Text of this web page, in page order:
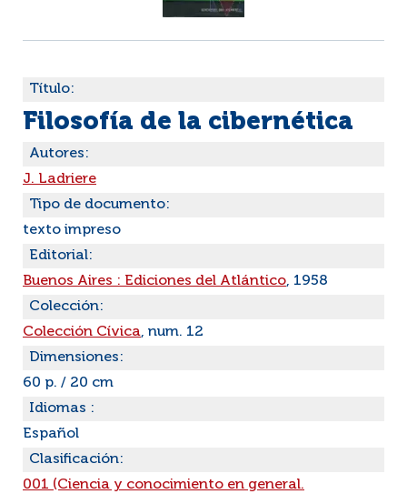
Título:
Filosofía de la cibernética
Autores:
J. Ladriere
Tipo de documento:
texto impreso
Editorial:
Buenos Aires : Ediciones del Atlántico, 1958
Colección:
Colección Cívica, num. 12
Dimensiones:
60 p. / 20 cm
Idiomas :
Español
Clasificación:
001 (Ciencia y conocimiento en general.